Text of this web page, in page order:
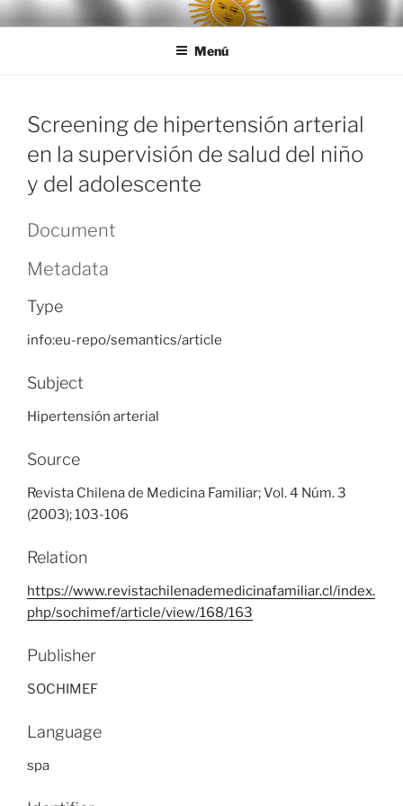
Ir
al
LEGISALUD
Menú
Screening de hipertensión arterial
en la supervisión de salud del niño
y del adolescente
Document
Metadata
Type
info:eu-repo/semantics/article
Subject
Hipertensión arterial
Source
Revista Chilena de Medicina Familiar; Vol. 4 Núm. 3
(2003); 103-106
Relation
https://www.revistachilenademedicinafamiliar.cl/index.
php/sochimef/article/view/168/163
Publisher
SOCHIMEF
Language
spa